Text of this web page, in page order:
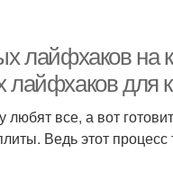
лайфхаков на
лайфхаков для
все, а вот
Ведь этот